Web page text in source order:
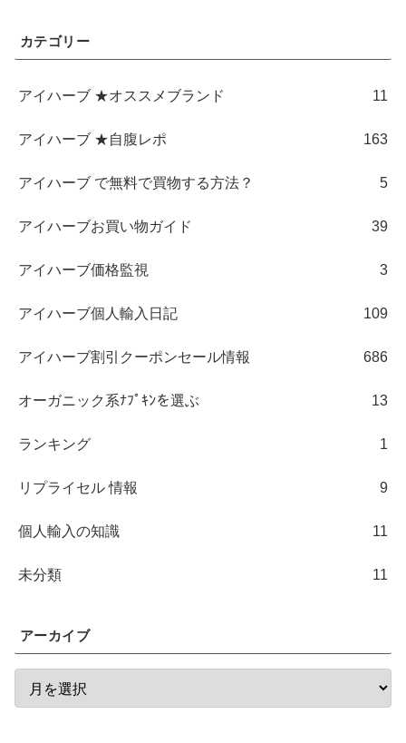
カテゴリー
アイハーブ ★オススメブランド 11
アイハーブ ★自腹レポ 163
アイハーブ で無料で買物する方法？ 5
アイハーブお買い物ガイド 39
アイハーブ価格監視 3
アイハーブ個人輸入日記 109
アイハーブ割引クーポンセール情報 686
オーガニック系ﾅﾌﾟｷﾝを選ぶ 13
ランキング 1
リプライセル 情報 9
個人輸入の知識 11
未分類 11
アーカイブ